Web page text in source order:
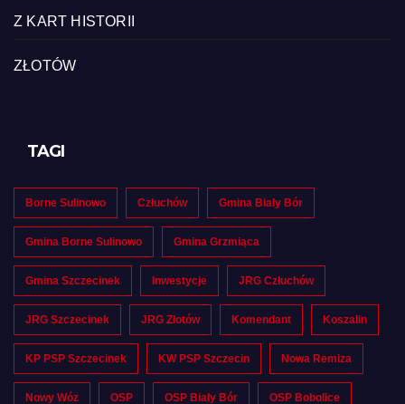
Z KART HISTORII
ZŁOTÓW
TAGI
Borne Sulinowo Człuchów Gmina Biały Bór
Gmina Borne Sulinowo Gmina Grzmiąca
Gmina Szczecinek Inwestycje JRG Człuchów
JRG Szczecinek JRG Złotów Komendant Koszalin
KP PSP Szczecinek KW PSP Szczecin Nowa Remiza
Nowy Wóz OSP OSP Biały Bór OSP Bobolice